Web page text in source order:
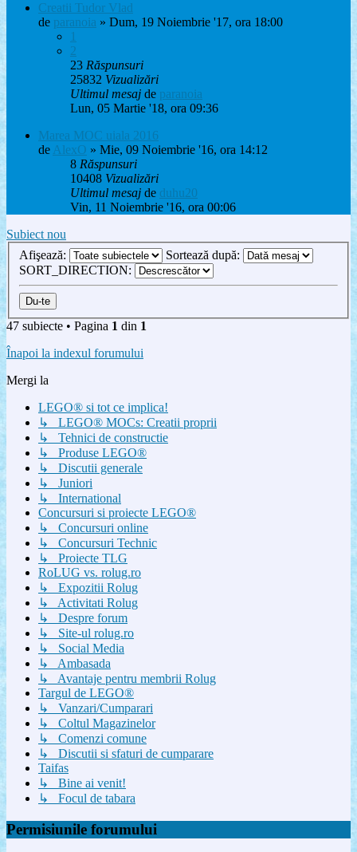
Creatii Tudor Vlad
de paranoia » Dum, 19 Noiembrie '17, ora 18:00
1
2
23 Răspunsuri
25832 Vizualizări
Ultimul mesaj de paranoia
Lun, 05 Martie '18, ora 09:36
Marea MOC uiala 2016
de AlexO » Mie, 09 Noiembrie '16, ora 14:12
8 Răspunsuri
10408 Vizualizări
Ultimul mesaj de duhu20
Vin, 11 Noiembrie '16, ora 00:06
Subiect nou
Afişează:
Sortează după:
SORT_DIRECTION:
47 subiecte • Pagina 1 din 1
Înapoi la indexul forumului
Mergi la
LEGO® si tot ce implica!
↳ LEGO® MOCs: Creatii proprii
↳ Tehnici de constructie
↳ Produse LEGO®
↳ Discutii generale
↳ Juniori
↳ International
Concursuri si proiecte LEGO®
↳ Concursuri online
↳ Concursuri Technic
↳ Proiecte TLG
RoLUG vs. rolug.ro
↳ Expozitii Rolug
↳ Activitati Rolug
↳ Despre forum
↳ Site-ul rolug.ro
↳ Social Media
↳ Ambasada
↳ Avantaje pentru membrii Rolug
Targul de LEGO®
↳ Vanzari/Cumparari
↳ Coltul Magazinelor
↳ Comenzi comune
↳ Discutii si sfaturi de cumparare
Taifas
↳ Bine ai venit!
↳ Focul de tabara
Permisiunile forumului